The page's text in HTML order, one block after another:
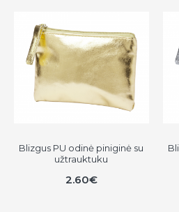
Blizgus PU odinė piniginė su
užtrauktuku
2.60€